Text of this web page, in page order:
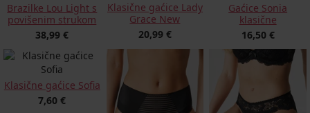
Brazilke Lou Light s
povišenim strukom
38,99 €
Klasične gaćice Lady
Grace New
20,99 €
Gaćice Sonia
klasične
16,50 €
Klasične gaćice Sofia
7,60 €